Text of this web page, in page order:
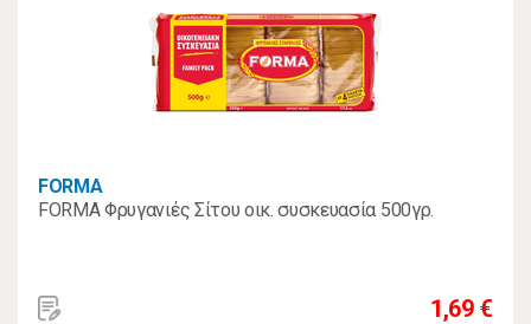
FORMA
FORMA Φρυγανιές Σίτου οικ. συσκευασία 500γρ.
1,69 €